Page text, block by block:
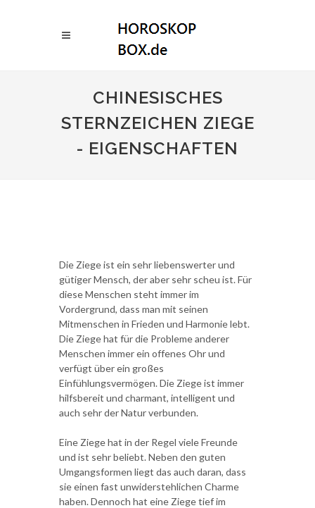
CHINESISCHES
STERNZEICHEN ZIEGE
- EIGENSCHAFTEN
Die Ziege ist ein sehr liebenswerter und
gütiger Mensch, der aber sehr scheu ist. Für
diese Menschen steht immer im
Vordergrund, dass man mit seinen
Mitmenschen in Frieden und Harmonie lebt.
Die Ziege hat für die Probleme anderer
Menschen immer ein offenes Ohr und
verfügt über ein großes
Einfühlungsvermögen. Die Ziege ist immer
hilfsbereit und charmant, intelligent und
auch sehr der Natur verbunden.
Eine Ziege hat in der Regel viele Freunde
und ist sehr beliebt. Neben den guten
Umgangsformen liegt das auch daran, dass
sie einen fast unwiderstehlichen Charme
haben. Dennoch hat eine Ziege tief im